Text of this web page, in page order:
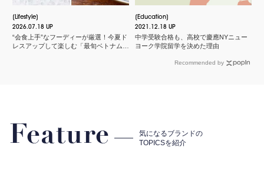
Lifestyle
2026.07.18 UP
“会食上手”なフーディーが厳選！今夏ド
レスアップして楽しむ「最旬ベトナム料
Education
2021.12.18 UP
中学受験合格も、高校で慶應NYニュー
ヨーク学院留学を決めた理由
Recommended by
Feature
気になるブランドの
TOPICSを紹介